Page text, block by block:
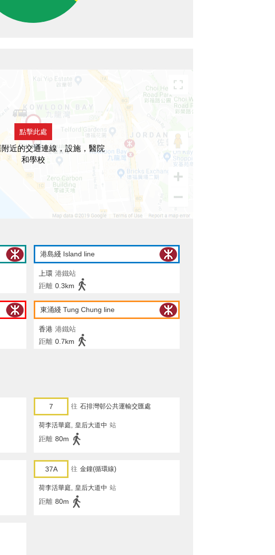
點擊此處
近的交通連線，設施，醫院
和學校
港島綫 Island line
上環 港鐵站
距離 0.3km
東涌綫 Tung Chung line
香港 港鐵站
距離 0.7km
7 往 石排灣邨公共運輸交匯處
荷李活華庭, 皇后大道中 站
距離 80m
37A 往 金鐘(循環線)
荷李活華庭, 皇后大道中 站
距離 80m